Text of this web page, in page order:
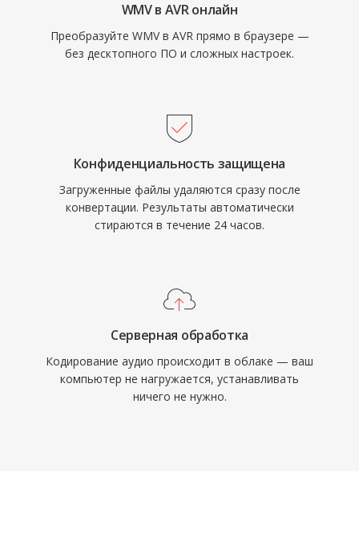
WMV в AVR онлайн
Преобразуйте WMV в AVR прямо в браузере —
без десктопного ПО и сложных настроек.
Конфиденциальность защищена
Загруженные файлы удаляются сразу после
конвертации. Результаты автоматически
стираются в течение 24 часов.
Серверная обработка
Кодирование аудио происходит в облаке — ваш
компьютер не нагружается, устанавливать
ничего не нужно.